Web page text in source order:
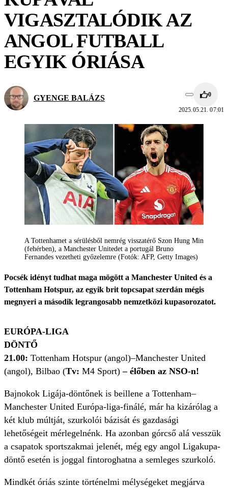
VIGASZTALÓDIK AZ
ANGOL FUTBALL
EGYIK ÓRIÁSA
GYENGE BALÁZS 0
2025.05.21. 07:01
A Tottenhamet a sérülésből nemrég visszatérő Szon Hung Min
(fehérben), a Manchester Unitedet a portugál Bruno
Fernandes vezetheti győzelemre (Fotók: AFP, Getty Images)
Pocsék idényt tudhat maga mögött a Manchester United és a
Tottenham Hotspur, az egyik brit topcsapat szerdán mégis
megnyeri a második legrangosabb nemzetközi kupasorozatot.
EURÓPA-LIGA
DÖNTŐ
21.00: Tottenham Hotspur (angol)–Manchester United
(angol), Bilbao (Tv: M4 Sport)– élőben az NSO-n!
Bajnokok Ligája-döntőnek is beillene a Tottenham–
Manchester United Európa-liga-finálé, már ha kizárólag a
két klub múltját, szurkolói bázisát és gazdasági
lehetőségeit mérlegelnénk. Ha azonban górcső alá vesszük
a csapatok sportszakmai jelenét, még egy angol Ligakupa-
döntő esetén is joggal fintoroghatna a semleges szurkoló.
Mindkét óriás szinte történelmi mélységeket megjárva